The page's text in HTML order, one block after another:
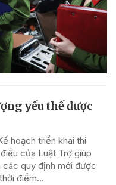
yếu thế được
hoạch triển khai thi
của Luật Trợ giúp
các quy định mới được
điểm...